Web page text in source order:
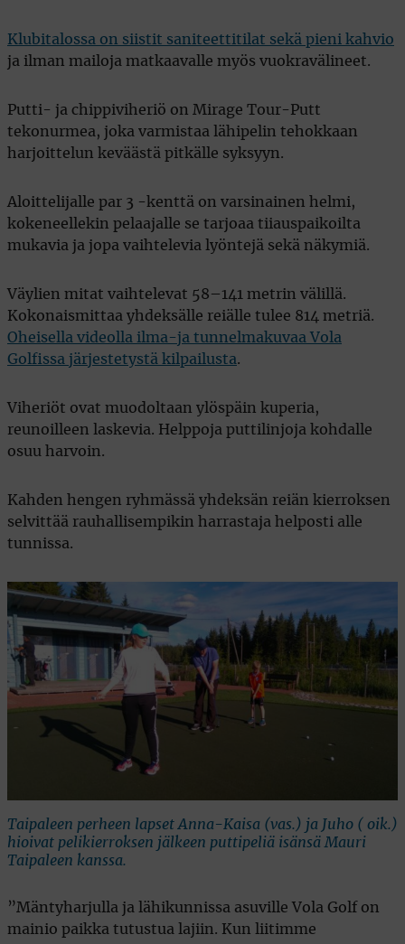
Klubitalossa on siistit saniteettitilat sekä pieni kahvio
ja ilman mailoja matkaavalle myös vuokravälineet.
Putti- ja chippiviheriö on Mirage Tour-Putt
tekonurmea, joka varmistaa lähipelin tehokkaan
harjoittelun keväästä pitkälle syksyyn.
Aloittelijalle par 3 -kenttä on varsinainen helmi,
kokeneellekin pelaajalle se tarjoaa tiiauspaikoilta
mukavia ja jopa vaihtelevia lyöntejä sekä näkymiä.
Väylien mitat vaihtelevat 58–141 metrin välillä.
Kokonaismittaa yhdeksälle reiälle tulee 814 metriä.
Oheisella videolla ilma-ja tunnelmakuvaa Vola
Golfissa järjestetystä kilpailusta.
Viheriöt ovat muodoltaan ylöspäin kuperia,
reunoilleen laskevia. Helppoja puttilinjoja kohdalle
osuu harvoin.
Kahden hengen ryhmässä yhdeksän reiän kierroksen
selvittää rauhallisempikin harrastaja helposti alle
tunnissa.
Taipaleen perheen lapset Anna-Kaisa (vas.) ja Juho ( oik.)
hioivat pelikierroksen jälkeen puttipeliä isänsä Mauri
Taipaleen kanssa.
”Mäntyharjulla ja lähikunnissa asuville Vola Golf on
mainio paikka tutustua lajiin. Kun liitimme